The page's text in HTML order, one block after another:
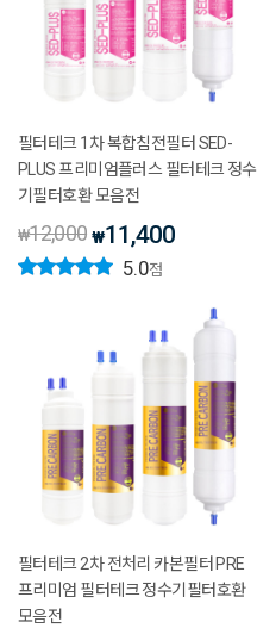
필터테크 1차 복합침전필터 SED-
PLUS 프리미엄플러스 필터테크 정수
기필터호환 모음전
₩12,000 ₩11,400
5.0점
필터테크 2차 전처리 카본필터 PRE
프리미엄 필터테크 정수기필터호환
모음전